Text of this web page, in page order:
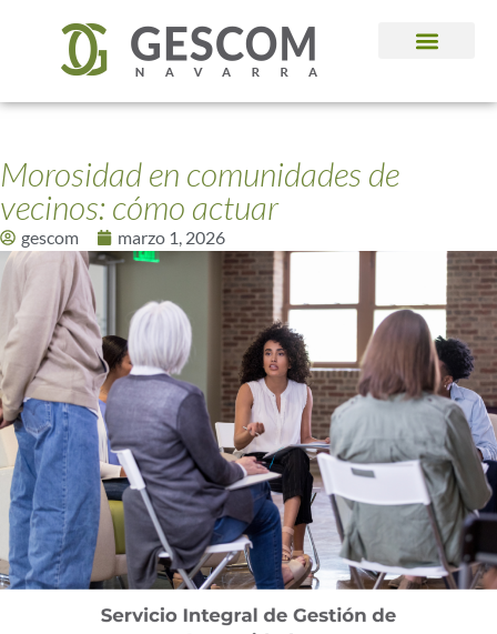
Morosidad en comunidades de
vecinos: cómo actuar
gescom marzo 1, 2026